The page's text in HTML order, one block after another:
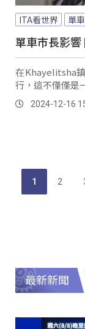
ITA看世界 單
單車市長影
在Khayelitsha
行，這不僅僅是
2024-12-16
1 2
最新新聞